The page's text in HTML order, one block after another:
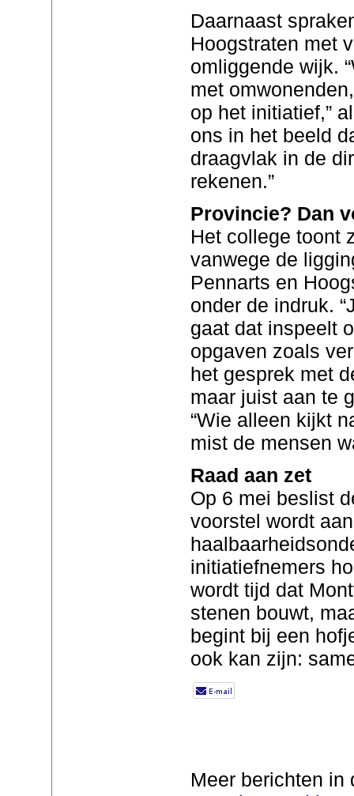
Daarnaast
Hoogstraten met
omliggende wijk.
met
op het initiatief,”
ons in het beeld
draagvlak in de
rekenen.”
Provincie? Dan
Het college toont
vanwege de
Pennarts en
onder de indruk.
gaat dat inspeelt
opgaven zoals
het gesprek met
maar juist aan te
“Wie alleen kijkt
mist de mensen
Raad aan zet
Op 6 mei beslist
voorstel wordt
initiatiefnemers
wordt tijd dat
stenen bouwt,
begint bij een
ook kan zijn:
Meer berichten in